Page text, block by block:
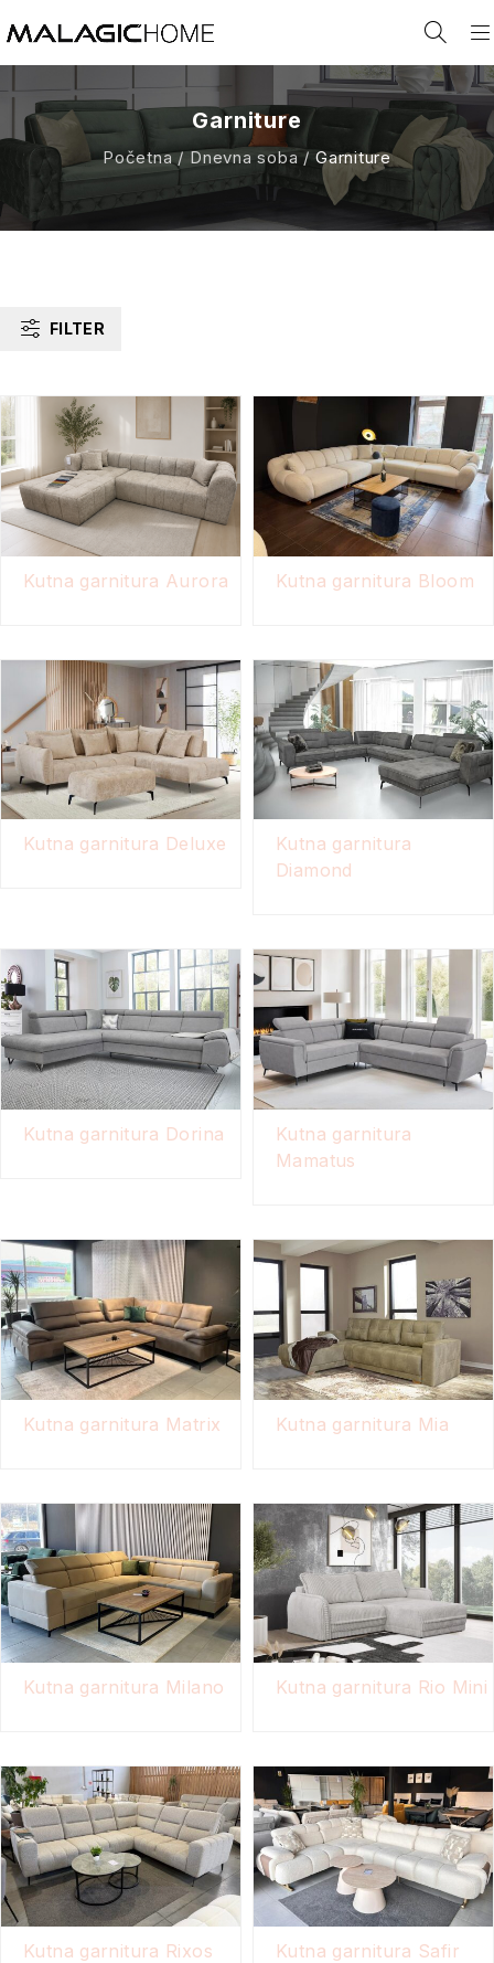
Garniture
Početna / Dnevna soba / Garniture
FILTER
Kutna garnitura Aurora Kutna garnitura Bloom
Kutna garnitura Deluxe
Kutna garnitura
Diamond
Kutna garnitura Dorina
Kutna garnitura
Mamatus
Kutna garnitura Matrix Kutna garnitura Mia
Kutna garnitura Milano Kutna garnitura Rio Mini
Kutna garnitura Rixos Kutna garnitura Safir